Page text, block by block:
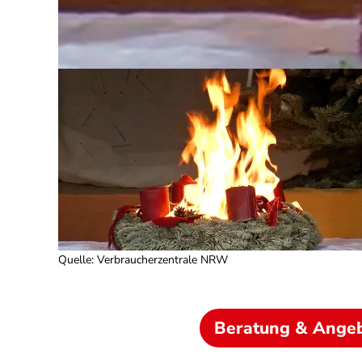
Quelle: Verbraucherzentrale NRW
Beratung &